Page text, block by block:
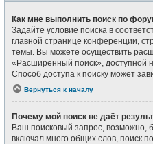
Как мне выполнить поиск по
Задайте условие поиска в
главной странице конференции,
темы. Вы можете осуществить
«Расширенный поиск», доступной
Способ доступа к поиску может
Вернуться к началу
Почему мой поиск не даёт
Ваш поисковый запрос,
включал много общих слов, поиск